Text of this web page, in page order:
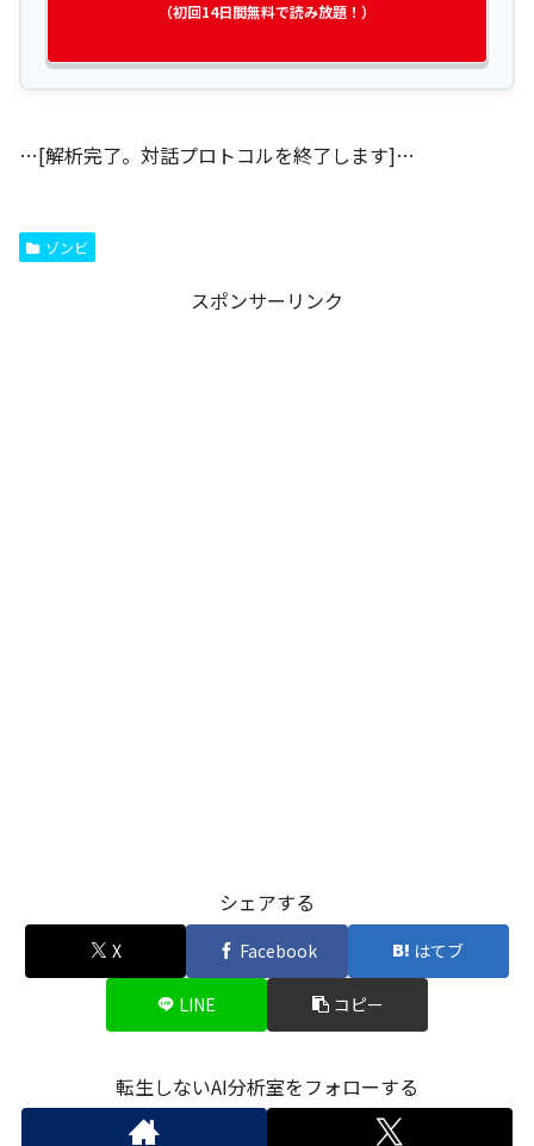
（初回14日間無料で読み放題！）
…[解析完了。対話プロトコルを終了します]…
ゾンビ
スポンサーリンク
シェアする
X Facebook はてブ
LINE コピー
転生しないAI分析室をフォローする